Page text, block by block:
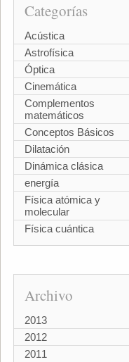
Categorías
Acústica
Astrofísica
Óptica
Cinemática
Complementos
matemáticos
Conceptos Básicos
Dilatación
Dinámica clásica
energía
Física atómica y
molecular
Física cuántica
Archivo
2013
2012
2011